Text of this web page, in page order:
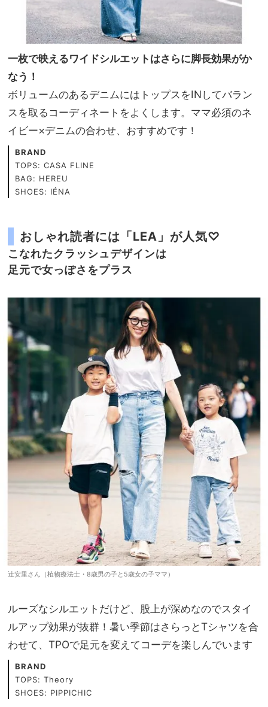
一枚で映えるワイドシルエットはさらに脚長効果がか
なう！
ボリュームのあるデニムにはトップスをINしてバラン
スを取るコーディネートをよくします。ママ必須のネ
イビー×デニムの合わせ、おすすめです！
BRAND
TOPS: CASA FLINE
BAG: HEREU
SHOES: IÉNA
おしゃれ読者には「LEA」が人気♡
こなれたクラッシュデザインは
足元で女っぽさをプラス
辻安里さん（植物療法士・8歳男の子と5歳女の子ママ）
ルーズなシルエットだけど、股上が深めなのでスタイ
ルアップ効果が抜群！暑い季節はさらっとTシャツを合
わせて、TPOで足元を変えてコーデを楽しんでいます
BRAND
TOPS: Theory
SHOES: PIPPICHIC